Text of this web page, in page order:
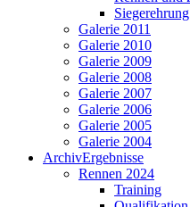
Siegerehrung
Galerie 2011
Galerie 2010
Galerie 2009
Galerie 2008
Galerie 2007
Galerie 2006
Galerie 2005
Galerie 2004
ArchivErgebnisse
Rennen 2024
Training